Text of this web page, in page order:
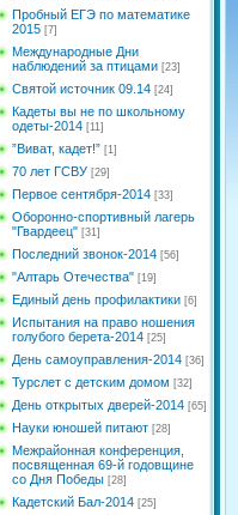
Пробный ЕГЭ по математике
2015 [7]
Международные Дни
наблюдений за птицами [23]
Святой источник 09.14 [24]
Кадеты вы не по школьному
одеты-2014 [11]
”Виват, кадет!” [1]
70 лет ГСВУ [29]
Первое сентября-2014 [33]
Оборонно-спортивный лагерь
"Гвардеец" [31]
Последний звонок-2014 [56]
"Алтарь Отечества" [19]
Единый день профилактики [6]
Испытания на право ношения
голубого берета-2014 [25]
День самоуправления-2014 [36]
Турслет с детским домом [32]
День открытых дверей-2014 [65]
Науки юношей питают [28]
Межрайонная конференция,
посвященная 69-й годовщине
со Дня Победы [28]
Кадетский Бал-2014 [25]